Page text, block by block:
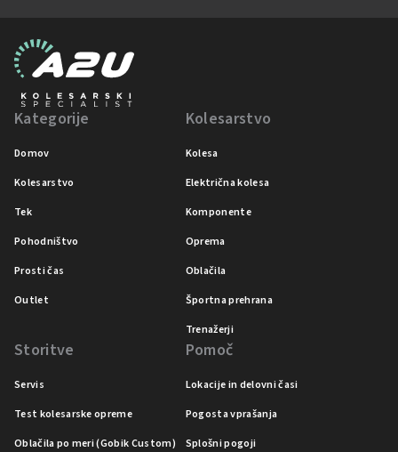
Kategorije
Domov
Kolesarstvo
Tek
Pohodništvo
Prosti čas
Outlet
Kolesarstvo
Kolesa
Električna kolesa
Komponente
Oprema
Oblačila
Športna prehrana
Trenažerji
Storitve
Servis
Test kolesarske opreme
Oblačila po meri (Gobik Custom)
Pomoč
Lokacije in delovni časi
Pogosta vprašanja
Splošni pogoji